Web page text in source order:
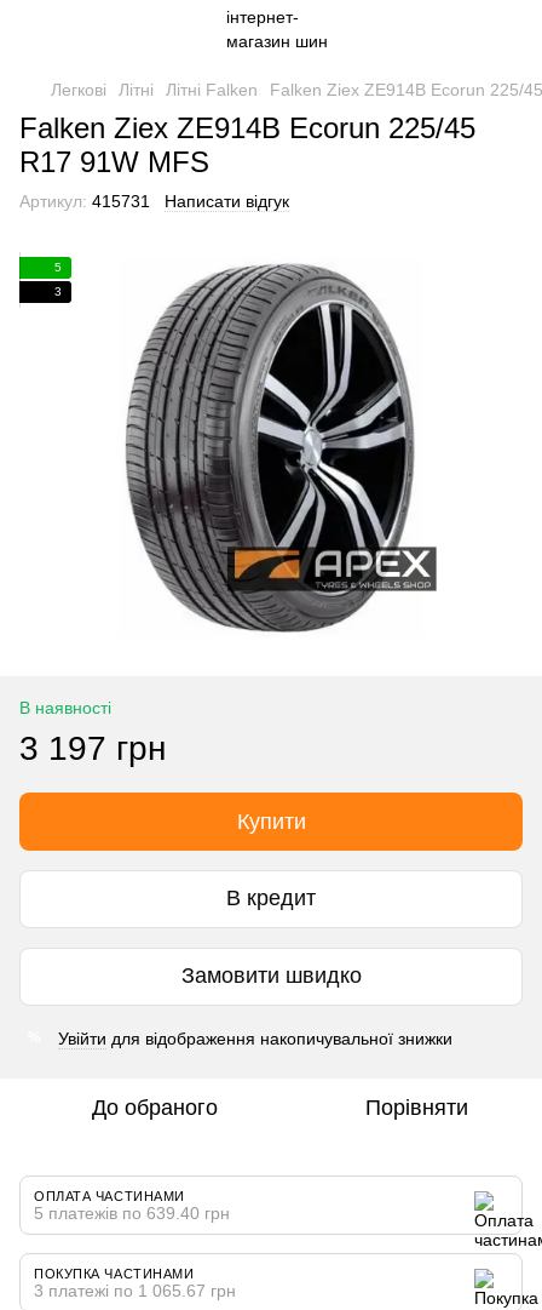
Легкові Літні Літні Falken Falken Ziex ZE914B Ecorun 225/
Falken Ziex ZE914B Ecorun 225/45
R17 91W MFS
Артикул: 415731 Написати відгук
5
3
В наявності
3 197 грн
Купити
В кредит
Замовити швидко
Увійти для відображення накопичувальної знижки
До обраного Порівняти
ОПЛАТА ЧАСТИНАМИ
5 платежів по 639.40 грн
ПОКУПКА ЧАСТИНАМИ
3 платежі по 1 065.67 грн